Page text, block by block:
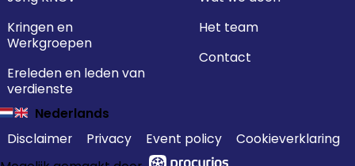
Kringen en
Werkgroepen
Ereleden en leden van
verdienste
Het team
Contact
Nederlands
Disclaimer
Privacy Event policy
Cookieverklaring